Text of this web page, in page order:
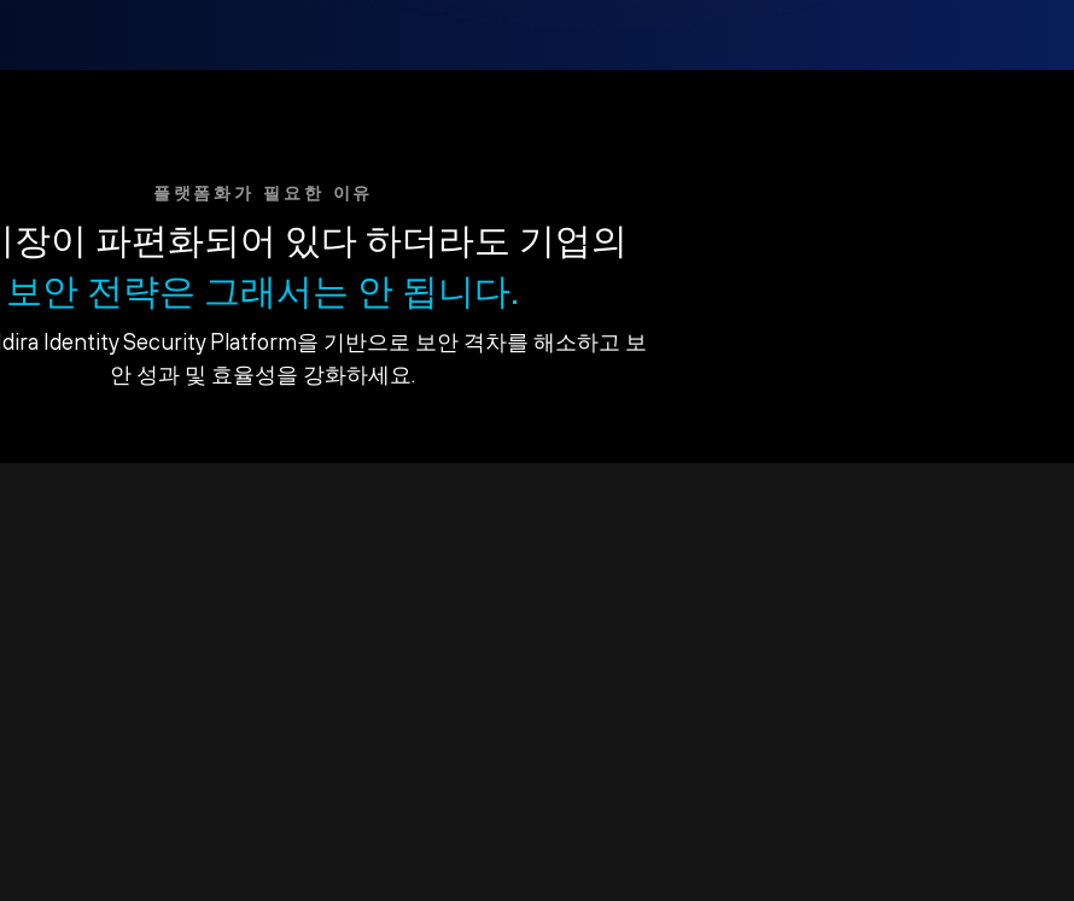
플랫폼화가 필요한 이유
장이 파편화되어 있다 하더라도 기업의
보안 전략은 그래서는 안 됩니다.
Identity Security Platform을 기반으로 보안 격차를 해소하고 보
안 성과 및 효율성을 강화하세요.